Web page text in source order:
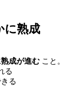
に熟成
成が進む こと。
る
る